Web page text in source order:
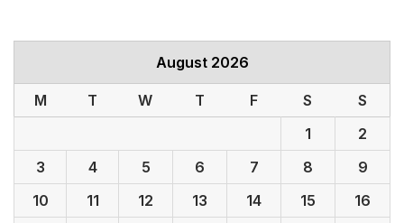
August 2026
M T W T F S
S
1
2
3
4 5 6 7 8
9
10
11 12 13 14 15
16